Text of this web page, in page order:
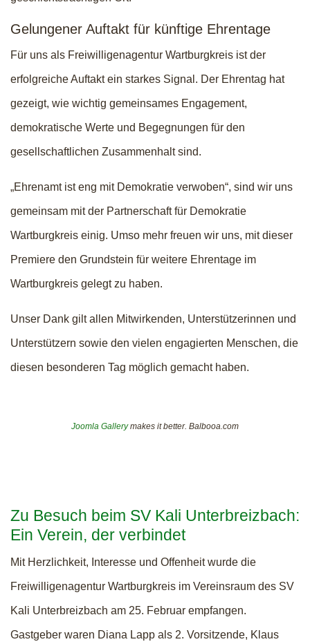
Gelungener Auftakt für künftige Ehrentage
Für uns als Freiwilligenagentur Wartburgkreis ist der
erfolgreiche Auftakt ein starkes Signal. Der Ehrentag hat
gezeigt, wie wichtig gemeinsames Engagement,
demokratische Werte und Begegnungen für den
gesellschaftlichen Zusammenhalt sind.
„Ehrenamt ist eng mit Demokratie verwoben“, sind wir uns
gemeinsam mit der Partnerschaft für Demokratie
Wartburgkreis einig. Umso mehr freuen wir uns, mit dieser
Premiere den Grundstein für weitere Ehrentage im
Wartburgkreis gelegt zu haben.
Unser Dank gilt allen Mitwirkenden, Unterstützerinnen und
Unterstützern sowie den vielen engagierten Menschen, die
diesen besonderen Tag möglich gemacht haben.
Joomla Gallerymakes it better. Balbooa.com
Zu Besuch beim SV Kali Unterbreizbach:
Ein Verein, der verbindet
Mit Herzlichkeit, Interesse und Offenheit wurde die
Freiwilligenagentur Wartburgkreis im Vereinsraum des SV
Kali Unterbreizbach am 25. Februar empfangen.
Gastgeber waren Diana Lapp als 2. Vorsitzende, Klaus